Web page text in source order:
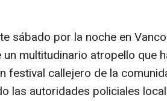
sábado por la noche en
multitudinario atropello que
festival callejero de la
las autoridades policiales